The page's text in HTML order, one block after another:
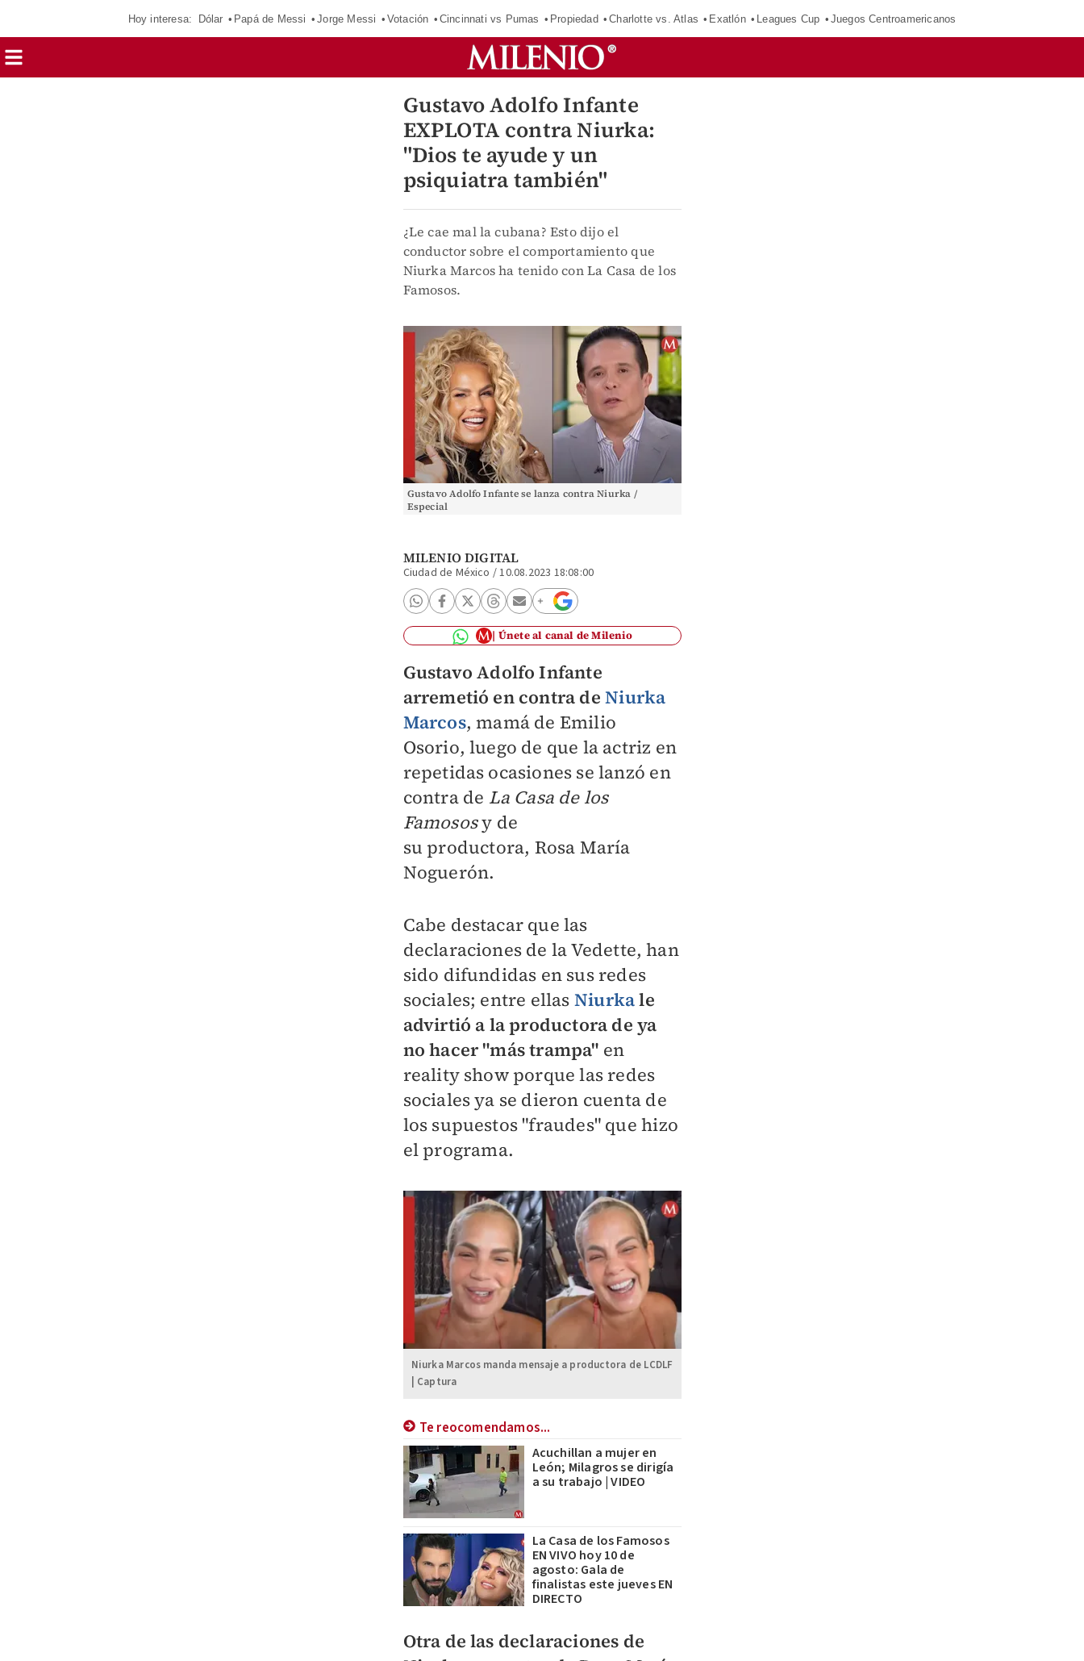
Hoy interesa: Dólar Papá de Messi Jorge Messi Votación Cincinnati vs Pumas Propiedad Charlotte vs. Atlas Exatlón Leagues Cup Juegos Centroamericanos
Gustavo Adolfo Infante
EXPLOTA contra Niurka:
"Dios te ayude y un
psiquiatra también"
¿Le cae mal la cubana? Esto dijo el
conductor sobre el comportamiento que
Niurka Marcos ha tenido con La Casa de los
Famosos.
Gustavo Adolfo Infante se lanza contra Niurka /
Especial
MILENIO DIGITAL
Ciudad de México /10.08.2023 18:08:00
Únete al canal de Milenio
Gustavo Adolfo Infante
arremetió en contra deNiurka
Marcos, mamá de Emilio
Osorio, luego de que la actriz en
repetidas ocasiones se lanzó en
contra de La Casa de los
Famososy de
su productora, Rosa María
Noguerón.
Cabe destacar que las
declaraciones de laVedette, han
sido difundidas en sus redes
sociales; entre ellas Niurkale
advirtió a la productora de ya
no hacer "más trampa" en
reality show porque las redes
sociales ya se dieron cuenta de
los supuestos "fraudes" que hizo
el programa.
Niurka Marcos manda mensaje a productora de LCDLF
| Captura
Te reocomendamos...
Acuchillan a mujer en
León; Milagros se dirigía
a su trabajo | VIDEO
La Casa de los Famosos
EN VIVO hoy 10 de
agosto: Gala de
finalistas este jueves EN
DIRECTO
Otra de las declaraciones de